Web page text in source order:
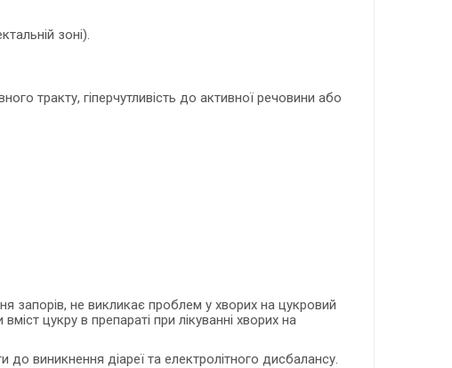
зоні).
тракту, гіперчутливість до активної речовини або
запорів, не викликає проблем у хворих на цукровий
цукру в препараті при лікуванні хворих на
виникнення діареї та електролітного дисбалансу.